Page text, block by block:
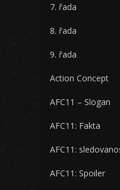
7. řada
8. řada
9. řada
Action Concept
AFC11 – Slogan
AFC11: Fakta
AFC11:
AFC11: Spoiler